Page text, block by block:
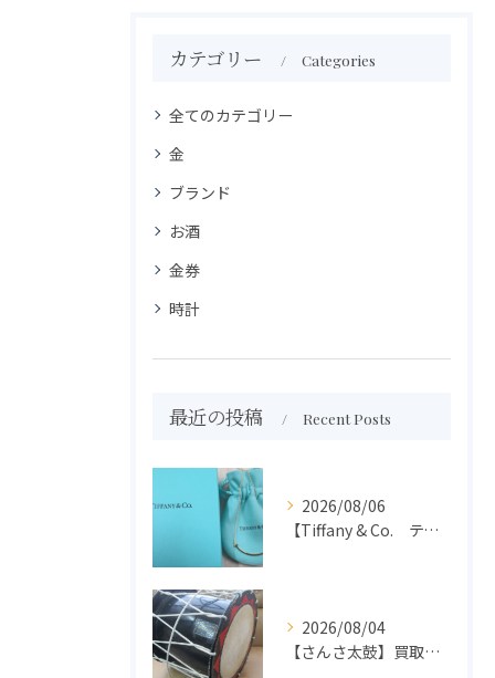
カテゴリー Categories
全てのカテゴリー
金
ブランド
お酒
金券
時計
最近の投稿 Recent Posts
2026/08/06
【Tiffany & Co. ティファニー】買取 大吉盛岡店 アクセサリー買取しました！！
2026/08/04
【さんさ太鼓】買取 大吉盛岡店 楽器 買取します！！